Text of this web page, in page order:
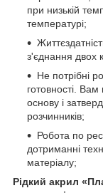
при низькій
температурі;
з'єднання двох
Не потрібні
готовності.
основу і
розчинників;
Робота по
дотриманні
матеріалу;
Рідкий акрил